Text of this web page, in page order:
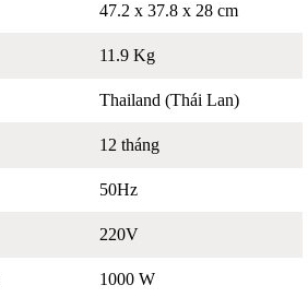
47.2 x 37.8 x 28 cm
11.9 Kg
Thailand (Thái Lan)
12 tháng
50Hz
220V
1000 W